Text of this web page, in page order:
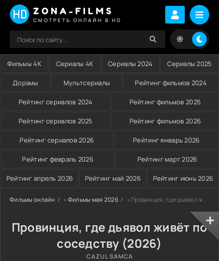
ZONA-FILMS
СМОТРЕТЬ ОНЛАЙН В HD
Фильмы 4K Сериалы 4K Сериалы 2024 Сериалы 2025
Дорамы Мультсериалы Рейтинг фильмов 2024
Рейтинг сериалов 2024 Рейтинг фильмов 2025
Рейтинг сериалов 2025 Рейтинг фильмов 2026
Рейтинг сериалов 2026 Рейтинг январь 2026
Рейтинг февраль 2026 Рейтинг март 2026
Рейтинг апрель 2026 Рейтинг май 2026 Рейтинг июнь 2026
Фильмы онлайн » Фильмы мая 2026 » Провинция, где дьявол живёт по соседству (2026)
Провинция, где дьявол живёт по
соседству (2026)
CAZUL SAMCA